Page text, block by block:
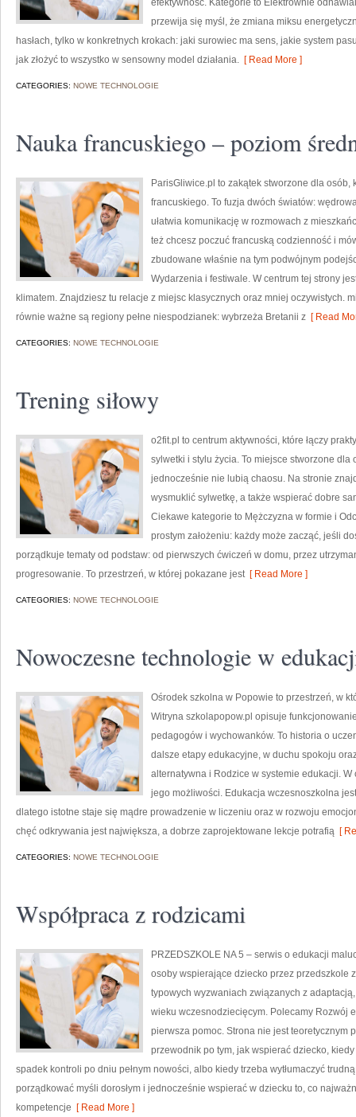
efektywność. Kategorie to Elektrownie
przewija się myśl, że zmiana miksu
hasłach, tylko w konkretnych krokach: jaki surowiec ma sens, jakie system
jak złożyć to wszystko w sensowny model działania. [ Read More ]
CATEGORIES: NOWE TECHNOLOGIE
Nauka francuskiego – poziom
ParisGliwice.pl to zakątek stworzone dla
francuskiego. To fuzja dwóch światów:
ułatwia komunikację w rozmowach z
też chcesz poczuć francuską codzienność i
zbudowane właśnie na tym podwójnym
Wydarzenia i festiwale. W centrum tej strony
klimatem. Znajdziesz tu relacje z miejsc klasycznych oraz mniej oczywistych.
równie ważne są regiony pełne niespodzianek: wybrzeża Bretanii z [ Read
CATEGORIES: NOWE TECHNOLOGIE
Trening siłowy
o2fit.pl to centrum aktywności, które łączy
sylwetki i stylu życia. To miejsce stworzone dla
jednocześnie nie lubią chaosu. Na stronie
wysmuklić sylwetkę, a także wspierać dobre
Ciekawe kategorie to Mężczyzna w formie i
prostym założeniu: każdy może zacząć, jeśli
porządkuje tematy od podstaw: od pierwszych ćwiczeń w domu, przez
progresowanie. To przestrzeń, w której pokazane jest[ Read More ]
CATEGORIES: NOWE TECHNOLOGIE
Nowoczesne technologie w
Ośrodek szkolna w Popowie to przestrzeń, w
Witryna szkolapopow.pl opisuje
pedagogów i wychowanków. To historia o
dalsze etapy edukacyjne, w duchu spokoju
alternatywna i Rodzice w systemie edukacji.
jego możliwości. Edukacja wczesnoszkolna
dlatego istotne staje się mądre prowadzenie w liczeniu oraz w rozwoju
chęć odkrywania jest największa, a dobrze zaprojektowane lekcje potrafią [
CATEGORIES: NOWE TECHNOLOGIE
Współpraca z rodzicami
PRZEDSZKOLE NA 5 – serwis o edukacji
osoby wspierające dziecko przez przedszkole
typowych wyzwaniach związanych z
wieku wczesnodziecięcym. Polecamy Rozwój
pierwsza pomoc. Strona nie jest teoretycznym
przewodnik po tym, jak wspierać dziecko,
spadek kontroli po dniu pełnym nowości, albo kiedy trzeba wytłumaczyć
porządkować myśli dorosłym i jednocześnie wspierać w dziecku to, co
kompetencje [ Read More ]